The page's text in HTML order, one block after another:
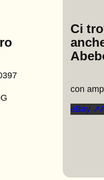
Ci
con
eBay ↗